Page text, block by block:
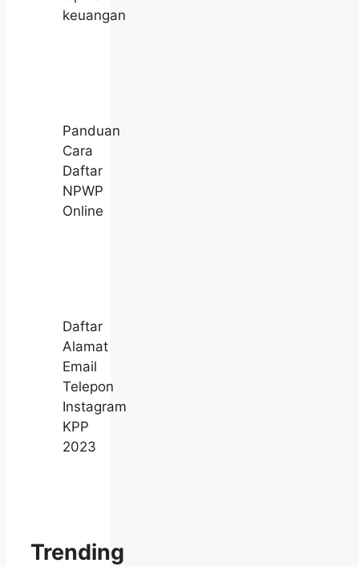
keuangan
Panduan
Cara
Daftar
NPWP
Online
Daftar
Alamat
Email
Telepon
Instagram
KPP
2023
Trending